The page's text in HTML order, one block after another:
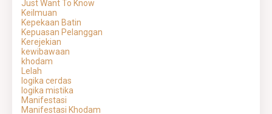
Just Want To Know
Keilmuan
Kepekaan Batin
Kepuasan Pelanggan
Kerejekian
kewibawaan
khodam
Lelah
logika cerdas
logika mistika
Manifestasi
Manifestasi Khodam